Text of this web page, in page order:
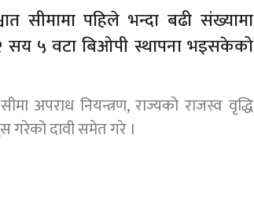
सीमामा पहिले भन्दा बढी संख्यामा
सय ५ वटा बिओपी स्थापना भइसकेको
अपराध नियन्त्रण, राज्यको राजस्व वृद्धि
गरेको दावी समेत गरे ।